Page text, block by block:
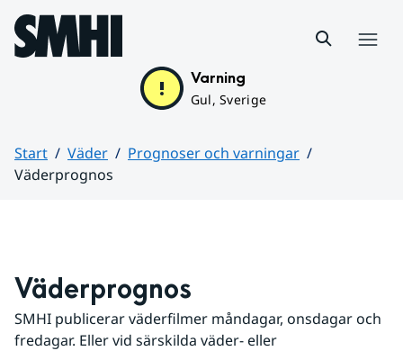
Hoppa till sidans innehåll
Varning
Gul, Sverige
Start Väder
Prognoser och varningar
Väderprognos
Väderprognos
SMHI publicerar väderfilmer måndagar, onsdagar och
fredagar. Eller vid särskilda väder- eller